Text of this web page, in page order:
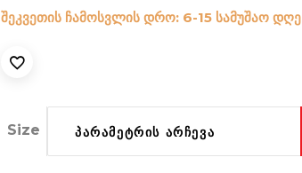
შეკვეთის ჩამოსვლის დრო: 6-15 სამუშაო დღე
Size ᲞᲐᲠᲐᲛᲔᲢᲠᲘᲡ ᲐᲠᲩᲔᲕᲐ